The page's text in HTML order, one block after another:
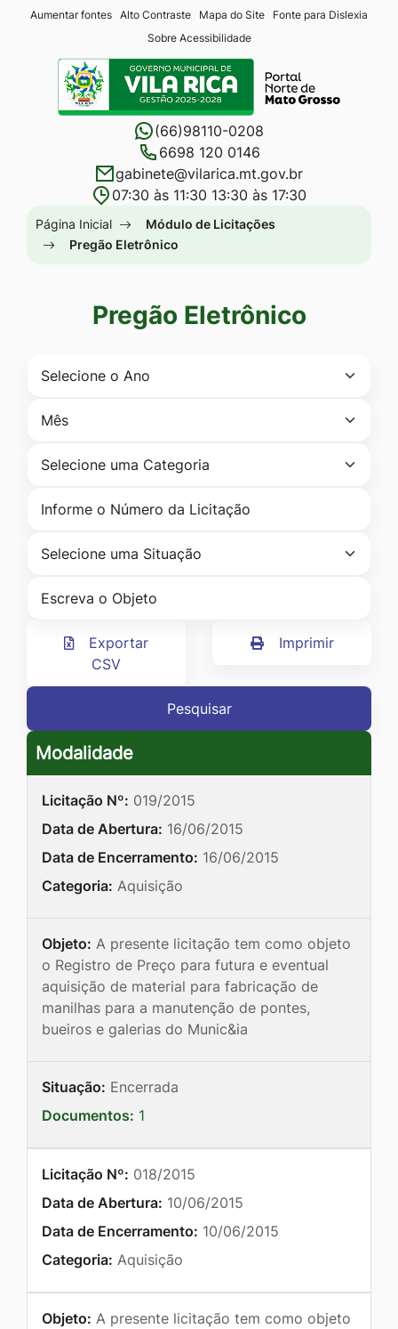
Seção
atalhos
links
acessibilidade
Ir
conteúdo
[alt+1]
menu
[alt+2]
Aumentar fontes Alto Contraste Mapa do Site
Fonte para Dislexia
Sobre Acessibilidade
Seção
menu
(66)98110-0208
6698 120 0146
gabinete@vilarica.mt.gov.br
07:30 às 11:30 13:30 às 17:30
Seção
do
Página Inicial
Módulo de Licitações
Pregão Eletrônico
Pregão Eletrônico
Exportar
CSV
Imprimir
Pesquisar
Modalidade
Licitação Nº: 019/2015
Data de Abertura: 16/06/2015
Data de Encerramento: 16/06/2015
Categoria: Aquisição
Objeto: A presente licitação tem como objeto
o Registro de Preço para futura e eventual
aquisição de material para fabricação de
manilhas para a manutenção de pontes,
bueiros e galerias do Munic&ia
Situação: Encerrada
Documentos: 1
Licitação Nº: 018/2015
Data de Abertura: 10/06/2015
Data de Encerramento: 10/06/2015
Categoria: Aquisição
Objeto: A presente licitação tem como objeto